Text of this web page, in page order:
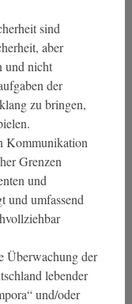
sind
aber
und nicht
der
zu bringen,
Kommunikation
Grenzen
und
und umfassend
Überwachung der
lebender
und/oder